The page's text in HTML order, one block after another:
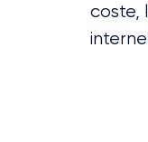
coste,